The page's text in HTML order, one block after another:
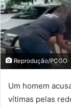
Reprodução/PCGO
Um homem
vítimas pelas